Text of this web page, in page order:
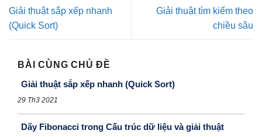
Giải thuật sắp xếp nhanh
(Quick Sort)
Giải thuật tìm kiếm theo
chiều sâu
BÀI CÙNG CHỦ ĐỀ
Giải thuật sắp xếp nhanh (Quick Sort)
29 Th3 2021
Dãy Fibonacci trong Cấu trúc dữ liệu và giải thuật